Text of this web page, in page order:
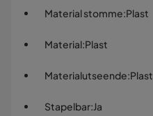
Material stomme:Plast
Material:Plast
Materialutseende:Plast
Stapelbar:Ja